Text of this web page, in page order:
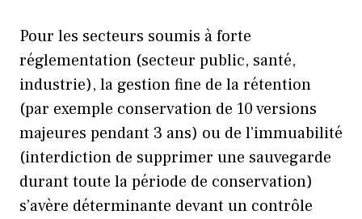
Pour les secteurs soumis à forte
réglementation (secteur public, santé,
industrie), la gestion fine de la rétention
(par exemple conservation de 10 versions
majeures pendant 3 ans) ou de l’immuabilité
(interdiction de supprimer une sauvegarde
durant toute la période de conservation)
s’avère déterminante devant un contrôle